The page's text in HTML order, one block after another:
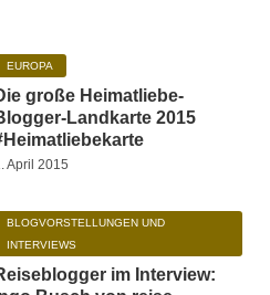
EUROPA
große Heimatliebe-
Landkarte 2015
April 2015
BLOGVORSTELLUNGEN UND
INTERVIEWS
im Interview: